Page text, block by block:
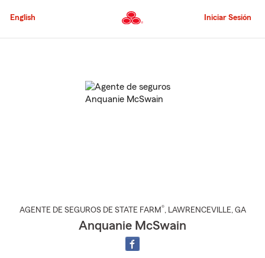
al
principal
English Iniciar Sesión
AGENTE DE SEGUROS DE STATE FARM®, LAWRENCEVILLE, GA
Anquanie McSwain